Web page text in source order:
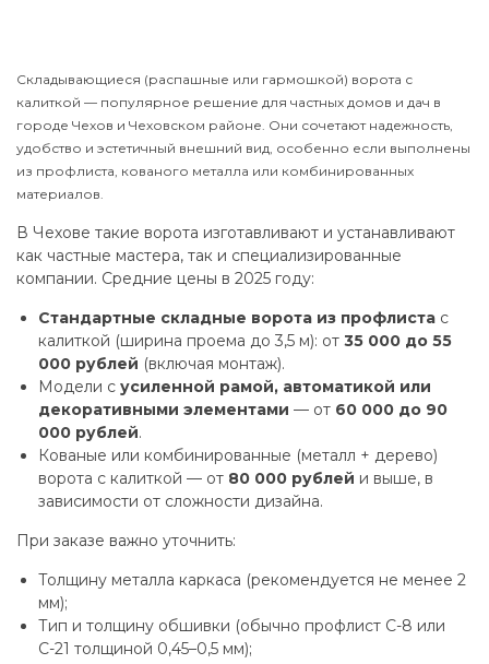
Складывающиеся (распашные или гармошкой) ворота с
калиткой — популярное решение для частных домов и дач в
городе Чехов и Чеховском районе. Они сочетают надежность,
удобство и эстетичный внешний вид, особенно если выполнены
из профлиста, кованого металла или комбинированных
материалов.
В Чехове такие ворота изготавливают и устанавливают
как частные мастера, так и специализированные
компании. Средние цены в 2025 году:
Стандартные складные ворота из профлиста с
калиткой (ширина проема до 3,5 м): от 35 000 до 55
000 рублей (включая монтаж).
Модели с усиленной рамой, автоматикой или
декоративными элементами — от 60 000 до 90
000 рублей.
Кованые или комбинированные (металл + дерево)
ворота с калиткой — от 80 000 рублей и выше, в
зависимости от сложности дизайна.
При заказе важно уточнить:
Толщину металла каркаса (рекомендуется не менее 2
мм);
Тип и толщину обшивки (обычно профлист С-8 или
С-21 толщиной 0,45–0,5 мм);